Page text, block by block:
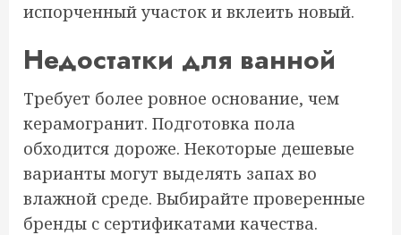
испорченный участок и вклеить новый.
Недостатки для ванной
Требует более ровное основание, чем
керамогранит. Подготовка пола
обходится дороже. Некоторые дешевые
варианты могут выделять запах во
влажной среде. Выбирайте проверенные
бренды с сертификатами качества.